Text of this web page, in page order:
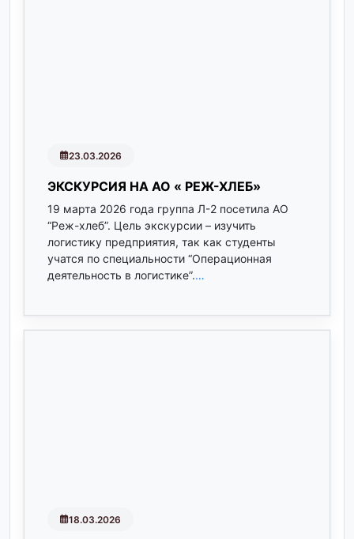
23.03.2026
ЭКСКУРСИЯ НА АО « РЕЖ-ХЛЕБ»
19 марта 2026 года группа Л-2 посетила АО
“Реж-хлеб”. Цель экскурсии – изучить
логистику предприятия, так как студенты
учатся по специальности “Операционная
деятельность в логистике”.…
18.03.2026